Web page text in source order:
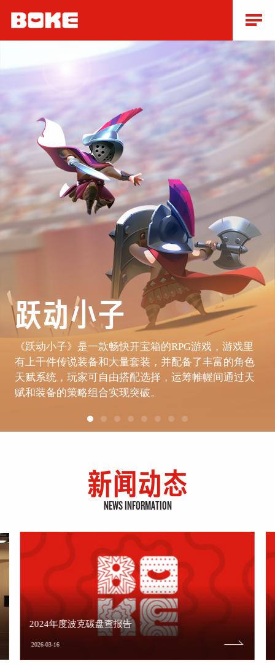
跃动小子
《跃动小子》是一款畅快开宝箱的RPG游戏，游戏里
有上千件传说装备和大量套装，并配备了丰富的角色
天赋系统，玩家可自由搭配选择，运筹帷幄间通过天
赋和装备的策略组合实现突破。
新闻动态
NEWS INFORMATION
2024年度波克碳盘查报告
2026-03-16